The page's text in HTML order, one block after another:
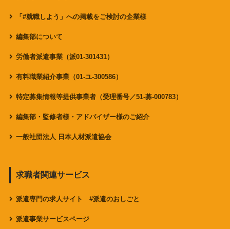
「#就職しよう」への掲載をご検討の企業様
編集部について
労働者派遣事業（派01-301431）
有料職業紹介事業（01-ユ-300586）
特定募集情報等提供事業者（受理番号／51-募-000783）
編集部・監修者様・アドバイザー様のご紹介
一般社団法人 日本人材派遣協会
求職者関連サービス
派遣専門の求人サイト #派遣のおしごと
派遣事業サービスページ